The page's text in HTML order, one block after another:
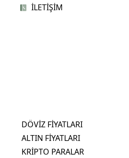
İLETİŞİM
DÖVİZ FİYATLARI
ALTIN FİYATLARI
KRİPTO PARALAR